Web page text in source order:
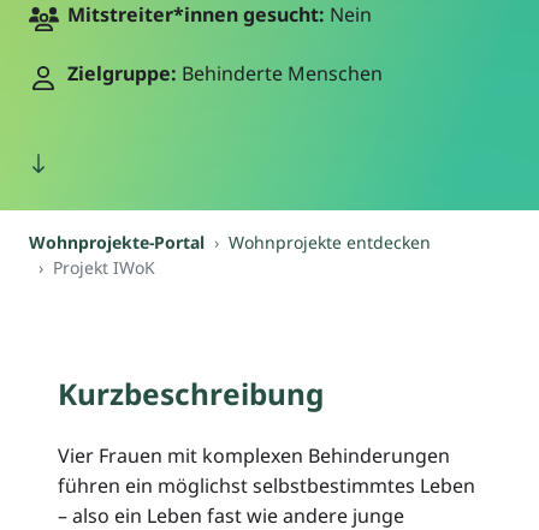
Mitstreiter*innen gesucht: Nein
Zielgruppe: Behinderte Menschen
Wohnprojekte-Portal
Wohnprojekte entdecken
Projekt IWoK
Kurzbeschreibung
Vier Frauen mit komplexen Behinderungen
führen ein möglichst selbstbestimmtes Leben
– also ein Leben fast wie andere junge